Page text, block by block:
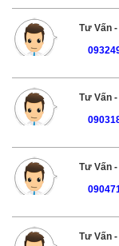
Tư Vấn
Tư Vấn
Tư Vấn
Tư Vấn